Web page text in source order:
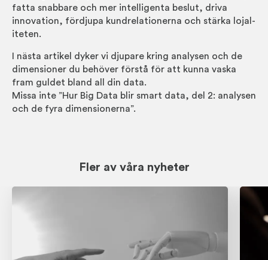
fatta snabb­are och mer intel­ligenta beslut, driva
innova­tion, för­djupa kund­rela­tion­erna och stärka lojal­
iteten.
I nästa artikel dyker vi djupare kring analysen och de
dimen­sioner du behöver förstå för att kunna vaska
fram guldet bland all din data.
Missa inte ”Hur Big Data blir smart data, del 2: analysen
och de fyra dimen­sionerna”.
Fler av våra nyheter